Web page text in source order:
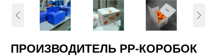
 
ПРОИЗВОДИТЕЛЬ PP-КОРОБОК